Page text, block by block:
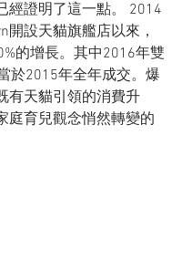
經證明了這一點。 2014
開設天貓旗艦店以來，
的增長。其中2016年雙
於2015年全年成交。爆
有天貓引領的消費升
庭育兒觀念悄然轉變的